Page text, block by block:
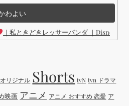
わよい
｜私ときどきレッサーパンダ ｜Disney (
リジナル Shorts tvN tvn ドラマ
映画 アニメ アニメ おすすめ 恋愛 ア